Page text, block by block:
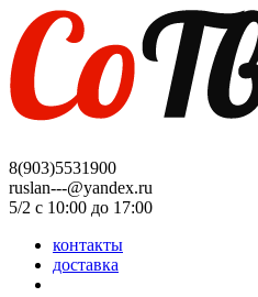
8(903)5531900
ruslan---@yandex.ru
5/2 с 10:00 до 17:00
контакты
доставка